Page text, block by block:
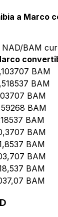
a Marco
BAM
BAM
BAM
BAM
BAM
BAM
BAM
BAM
BAM
BAM
BAM